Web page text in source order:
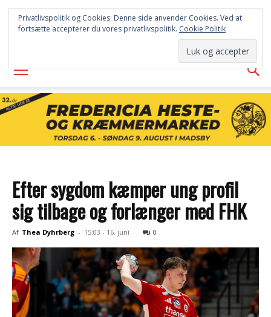
FREDERICIA
AVISEN
Efter sygdom kæmper ung profil
sig tilbage og forlænger med FHK
Af Thea Dyhrberg - 15:03 - 16. juni 0
Privatlivspolitik og Cookies: Denne side anvender Cookies. Ved at
fortsætte accepterer du vores privatlivspolitik. Cookie Politik